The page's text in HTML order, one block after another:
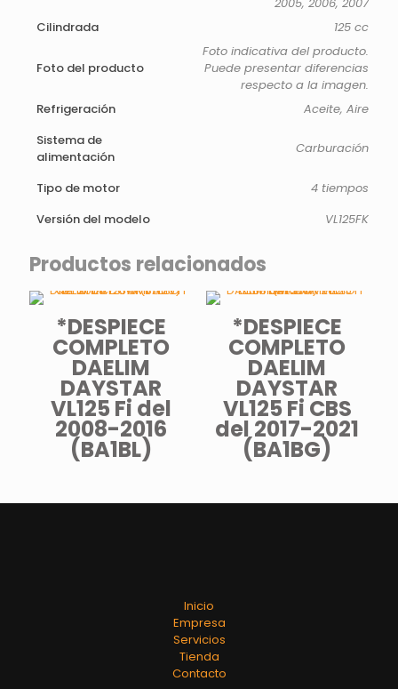
Cilindrada
125 cc
Foto del producto
Foto indicativa del producto.
Puede presentar diferencias
respecto a la imagen.
Refrigeración
Aceite, Aire
Sistema de
alimentación
Carburación
Tipo de motor
4 tiempos
Versión del modelo
VL125FK
Productos relacionados
*DESPIECE
COMPLETO
DAELIM
DAYSTAR
VL125 Fi del
2008-2016
(BA1BL)
*DESPIECE
COMPLETO
DAELIM
DAYSTAR
VL125 Fi CBS
del 2017-2021
(BA1BG)
Inicio
Empresa
Servicios
Tienda
Contacto